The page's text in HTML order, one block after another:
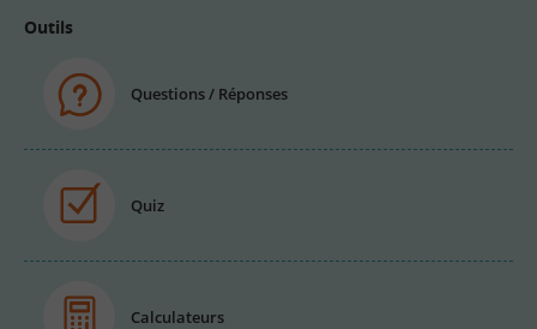
Outils
Questions / Réponses
Quiz
Calculateurs